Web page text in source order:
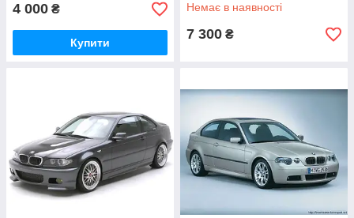
4 000 ₴
Купити
Немає в наявності
7 300 ₴